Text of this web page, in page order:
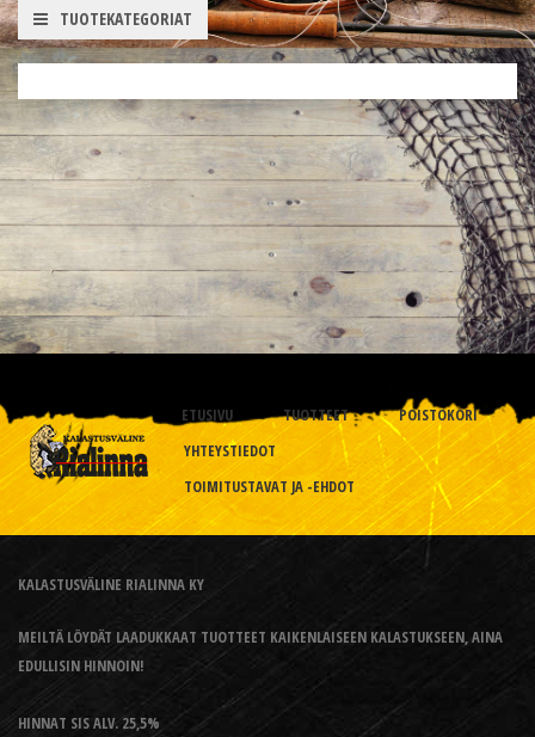
TUOTEKATEGORIAT
ETUSIVU TUOTTEET
POISTOKORI
YHTEYSTIEDOT
TOIMITUSTAVAT JA -EHDOT
KALASTUSVÄLINE RIALINNA KY
MEILTÄ LÖYDÄT LAADUKKAAT TUOTTEET KAIKENLAISEEN KALASTUKSEEN, AINA
EDULLISIN HINNOIN!
HINNAT SIS ALV. 25,5%